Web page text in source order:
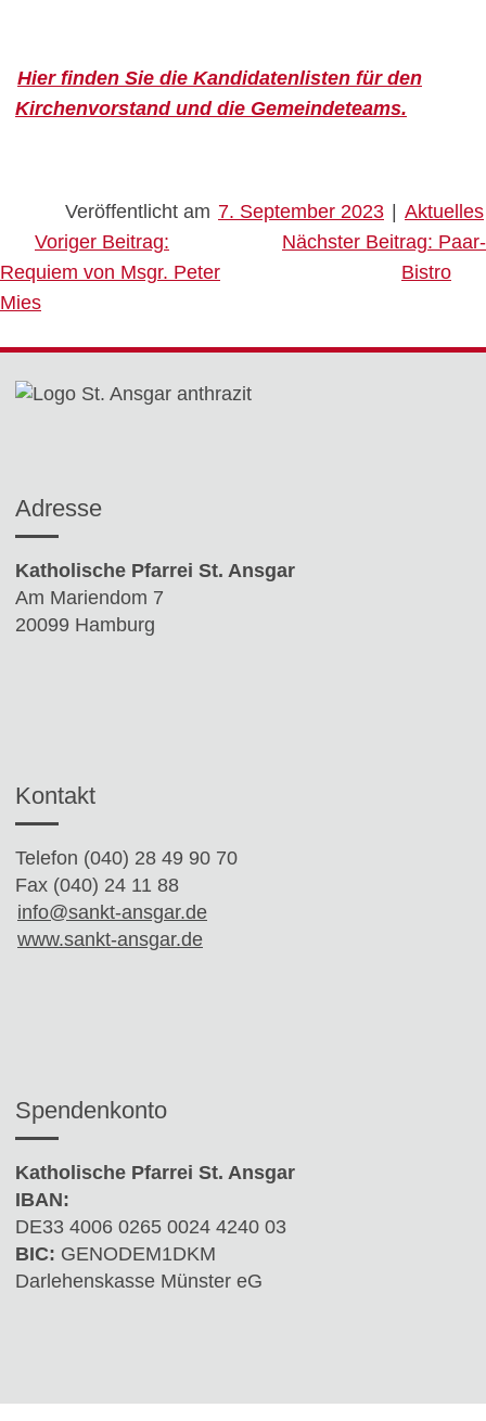
Hier finden Sie die Kandidatenlisten für den
Kirchenvorstand und die Gemeindeteams.
Veröffentlicht am 7. September 2023 Aktuelles
Beitragsnavigation
Voriger Beitrag:
Requiem von Msgr. Peter
Mies
Nächster Beitrag: Paar-
Bistro
Adresse
Katholische Pfarrei St. Ansgar
Am Mariendom 7
20099 Hamburg
Kontakt
Telefon (040) 28 49 90 70
Fax (040) 24 11 88
info@sankt-ansgar.de
www.sankt-ansgar.de
Spendenkonto
Katholische Pfarrei St. Ansgar
IBAN:
DE33 4006 0265 0024 4240 03
BIC: GENODEM1DKM
Darlehenskasse Münster eG